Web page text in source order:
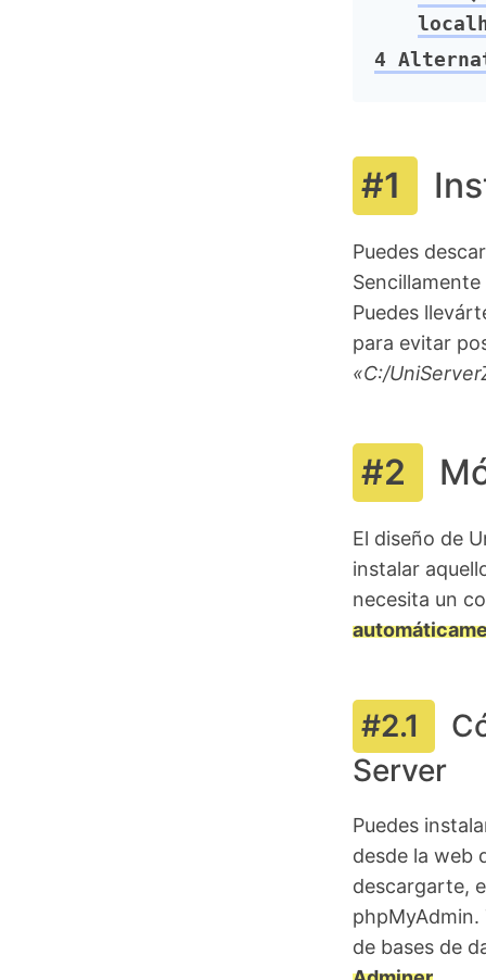
4
Puedes
Puedes
para evitar
«C:/
El diseño de
instalar
necesita un
Server
Puedes
desde la web
descargarte,
de bases de